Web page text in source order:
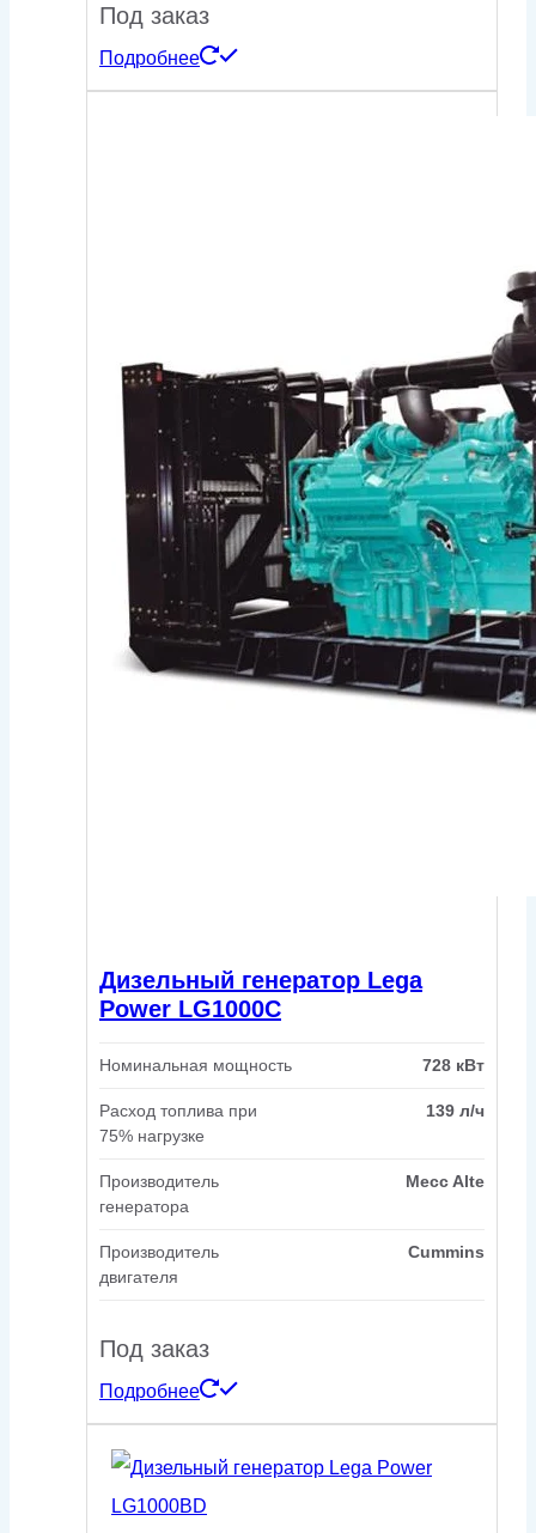
Под заказ
Подробнее
Дизельный генератор Lega
Power LG1000C
Номинальная мощность 728 кВт
Расход топлива при
75% нагрузке
139 л/ч
Производитель
генератора
Mecc Alte
Производитель
двигателя
Cummins
Под заказ
Подробнее